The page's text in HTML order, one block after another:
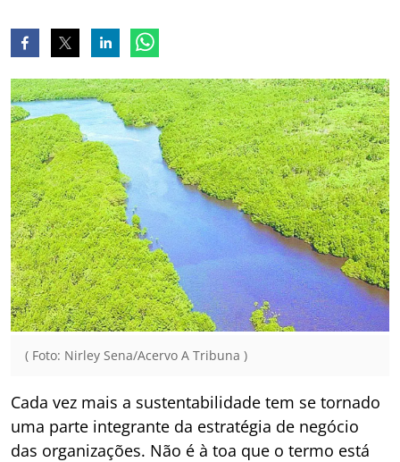
( Foto: Nirley Sena/Acervo A Tribuna )
Cada vez mais a sustentabilidade tem se tornado
uma parte integrante da estratégia de negócio
das organizações. Não é à toa que o termo está